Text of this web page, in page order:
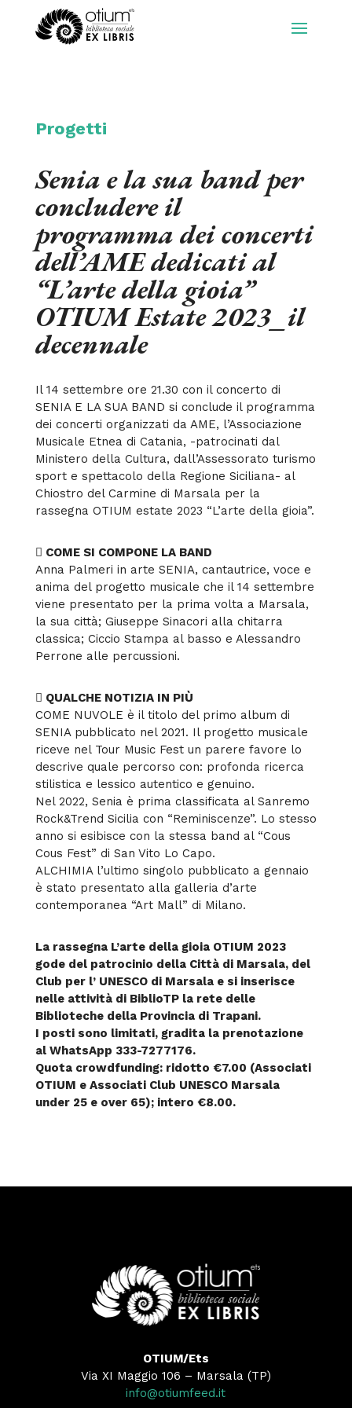
Progetti
Senia e la sua band per
concludere il
programma dei concerti
dell’AME dedicati al
“L’arte della gioia”
OTIUM Estate 2023_il
decennale
Il 14 settembre ore 21.30 con il concerto di
SENIA E LA SUA BAND si conclude il programma
dei concerti organizzati da AME, l’Associazione
Musicale Etnea di Catania, -patrocinati dal
Ministero della Cultura, dall’Assessorato turismo
sport e spettacolo della Regione Siciliana- al
Chiostro del Carmine di Marsala per la
rassegna OTIUM estate 2023 “L’arte della gioia”.
 COME SI COMPONE LA BAND
Anna Palmeri in arte SENIA, cantautrice, voce e
anima del progetto musicale che il 14 settembre
viene presentato per la prima volta a Marsala,
la sua città; Giuseppe Sinacori alla chitarra
classica; Ciccio Stampa al basso e Alessandro
Perrone alle percussioni.
 QUALCHE NOTIZIA IN PIÙ
COME NUVOLE è il titolo del primo album di
SENIA pubblicato nel 2021. Il progetto musicale
riceve nel Tour Music Fest un parere favore lo
descrive quale percorso con: profonda ricerca
stilistica e lessico autentico e genuino.
Nel 2022, Senia è prima classificata al Sanremo
Rock&Trend Sicilia con “Reminiscenze”. Lo stesso
anno si esibisce con la stessa band al “Cous
Cous Fest” di San Vito Lo Capo.
ALCHIMIA l’ultimo singolo pubblicato a gennaio
è stato presentato alla galleria d’arte
contemporanea “Art Mall” di Milano.
La rassegna L’arte della gioia OTIUM 2023
gode del patrocinio della Città di Marsala, del
Club per l’ UNESCO di Marsala e si inserisce
nelle attività di BiblioTP la rete delle
Biblioteche della Provincia di Trapani.
I posti sono limitati, gradita la prenotazione
al WhatsApp 333-7277176.
Quota crowdfunding: ridotto €7.00 (Associati
OTIUM e Associati Club UNESCO Marsala
under 25 e over 65); intero €8.00.
OTIUM/Ets
Via XI Maggio 106 – Marsala (TP)
info@otiumfeed.it